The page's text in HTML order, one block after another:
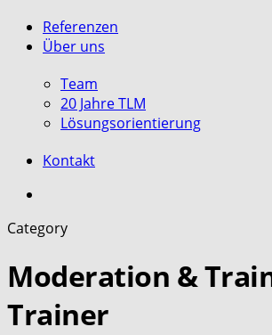
Referenzen
Über uns
Team
20 Jahre TLM
Lösungsorientierung
Kontakt
Category
Moderation &
Trainer